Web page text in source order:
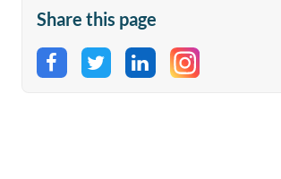
Share this page
Share on Facebook
Share on Twitter
Share on LinkedIn